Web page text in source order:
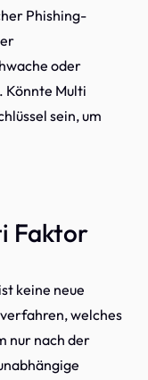
Phishing-
oder
Könnte Multi
sein, um
Faktor
keine neue
welches
nur nach der